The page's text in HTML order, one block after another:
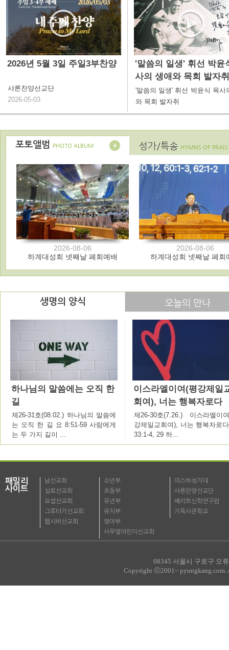
2026년 5월 3일 주일3부찬양
샤론찬양선교단
2026-05-03
'말씀의 일생' 휘선 박윤
사의 생애와 목회 발자취
'말씀의 일생' 휘선 박윤식 목사
와 목회 발자취
포토앨범 PHOTO ALBUM 성가/특송 HYMNS OF PRAIS
2026-08-06
하계대성회 넷째날 폐회예배
2026-08-06
하계대성회 넷째날 폐회
생명의 양식 오늘의 만나
하나님의 말씀에는 오직 한
길
제26-31호(08.02.) 하나님의 말씀에
는 오직 한 길 요 8:51-59 사람에게
는 두 가지 길이 ...
이스라엘이여(평강제일
회여), 너는 행복자로다
제26-30호(7.26.) 이스라엘이
강제일교회여), 너는 행복자로
33:1-4, 29 하...
패밀리
사이트
남선교회
실로선교회
요셉선교회
그루터기선교회
헵시바선교회
소년부
초등부
유년부
유치부
영아부
사무엘어린이선교회
미스바성가대
샤론찬양선교단
베리트신학연구원
기독사관학교
08345 서울시 구로구 오
Copyright ⓒ2001~ pyungkang.com.